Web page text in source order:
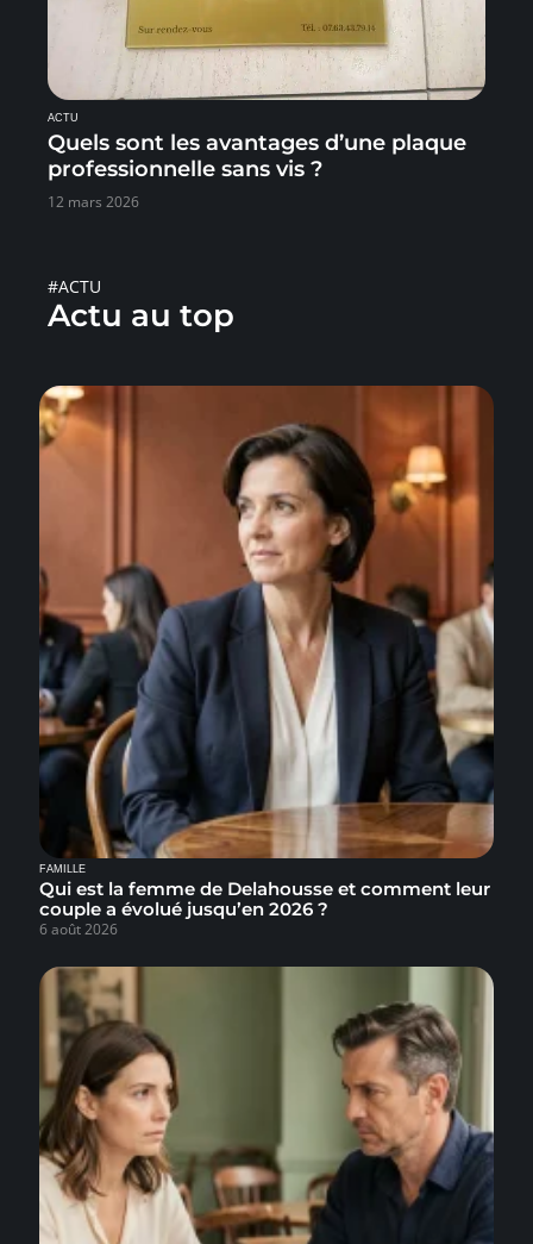
ACTU
Quels sont les avantages d’une plaque
professionnelle sans vis ?
12 mars 2026
#ACTU
Actu au top
FAMILLE
Qui est la femme de Delahousse et comment leur
couple a évolué jusqu’en 2026 ?
6 août 2026